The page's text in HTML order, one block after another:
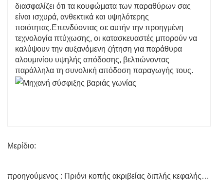
διασφαλίζει ότι τα κουφώματα των παραθύρων σας
είναι ισχυρά, ανθεκτικά και υψηλότερης
ποιότητας.Επενδύοντας σε αυτήν την προηγμένη
τεχνολογία πτύχωσης, οι κατασκευαστές μπορούν να
καλύψουν την αυξανόμενη ζήτηση για παράθυρα
αλουμινίου υψηλής απόδοσης, βελτιώνοντας
παράλληλα τη συνολική απόδοση παραγωγής τους.
Μερίδιο:
προηγούμενος : Πριόνι κοπής ακριβείας διπλής κεφαλής CNC πόρτας και παραθύρου αλουμινίου